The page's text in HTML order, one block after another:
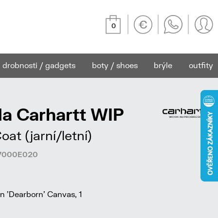
0
drobnosti / gadgets boty / shoes brýle outfity
Carhartt WIP
(jarní/letní)
'Dearborn' Canvas, 1